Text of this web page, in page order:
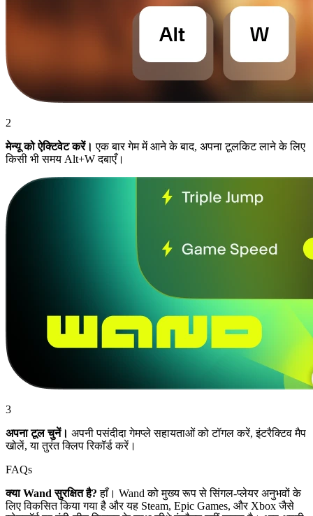
2
मेन्यू को ऐक्टिवेट करें। एक बार गेम में आने के बाद, अपना टूलकिट लाने के लिए
किसी भी समय Alt+W दबाएँ।
3
अपना टूल चुनें। अपनी पसंदीदा गेमप्ले सहायताओं को टॉगल करें, इंटरैक्टिव मैप
खोलें, या तुरंत क्लिप रिकॉर्ड करें।
FAQs
क्या Wand सुरक्षित है? हाँ। Wand को मुख्य रूप से सिंगल-प्लेयर अनुभवों के
लिए विकसित किया गया है और यह Steam, Epic Games, और Xbox जैसे